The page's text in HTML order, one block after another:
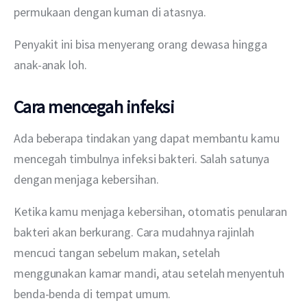
permukaan dengan kuman di atasnya.
Penyakit ini bisa menyerang orang dewasa hingga
anak-anak loh.
Cara mencegah infeksi
Ada beberapa tindakan yang dapat membantu kamu
mencegah timbulnya infeksi bakteri. Salah satunya
dengan menjaga kebersihan.
Ketika kamu menjaga kebersihan, otomatis penularan
bakteri akan berkurang. Cara mudahnya rajinlah
mencuci tangan sebelum makan, setelah
menggunakan kamar mandi, atau setelah menyentuh
benda-benda di tempat umum.